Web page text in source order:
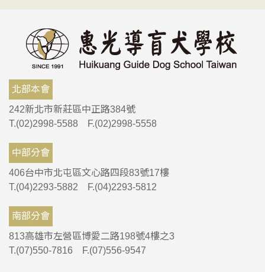
北部本會
242新北市新莊區中正路384號
T.(02)2998-5588 F.(02)2998-5558
中部分會
406台中市北屯區文心路四段83號17樓
T.(04)2293-5882 F.(04)2293-5812
南部分會
813高雄市左營區博愛二路198號4樓之3
T.(07)550-7816 F.(07)556-9547